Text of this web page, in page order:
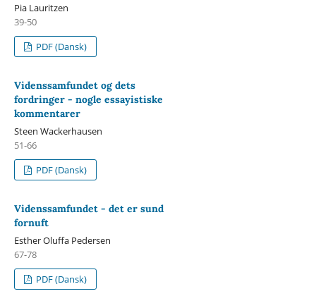
Pia Lauritzen
39-50
PDF (Dansk)
Videnssamfundet og dets
fordringer - nogle essayistiske
kommentarer
Steen Wackerhausen
51-66
PDF (Dansk)
Videnssamfundet - det er sund
fornuft
Esther Oluffa Pedersen
67-78
PDF (Dansk)